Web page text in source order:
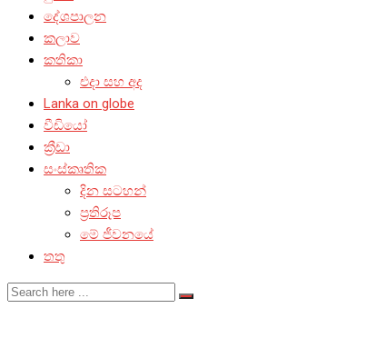
දේශපාලන
කලාව
කතිකා
එදා සහ අද
Lanka on globe
වීඩියෝ
ක්‍රීඩා
සංස්කෘතික
දින සටහන්
ප්‍රතිරූප
මේ ජීවනයේ
තතු